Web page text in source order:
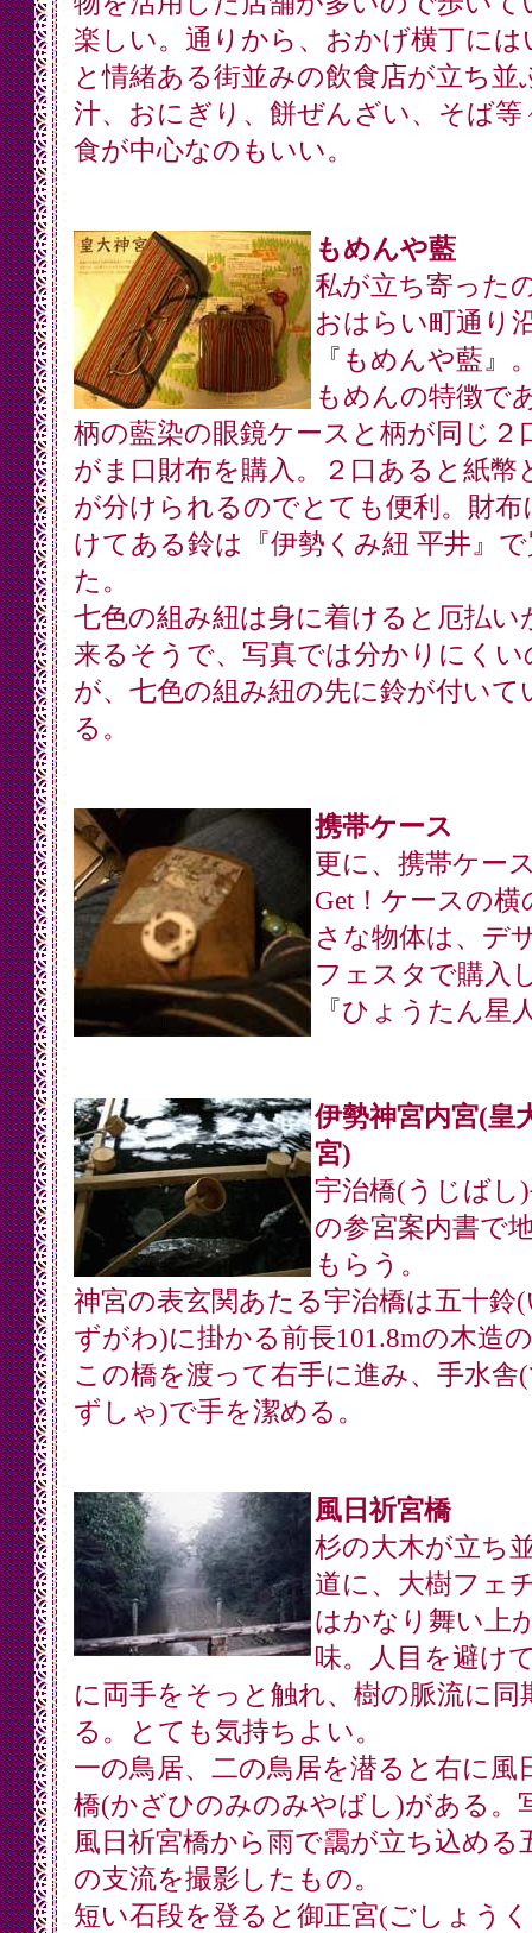
楽しい。通りから、おかげ横丁には
と情緒ある街並みの飲食店が立ち並
汁、おにぎり、餅ぜんざい、そば等
食が中心なのもいい。
もめんや藍
私が立ち寄った
おはらい町通り
『もめんや藍』
もめんの特徴で
柄の藍染の眼鏡ケースと柄が同じ２
がま口財布を購入。２口あると紙幣
が分けられるのでとても便利。財布
けてある鈴は『伊勢くみ紐 平井』
た。
七色の組み紐は身に着けると厄払い
来るそうで、写真では分かりにくい
が、七色の組み紐の先に鈴が付いて
る。
携帯ケース
更に、携帯ケー
Get！ケースの横
さな物体は、デ
フェスタで購入
『ひょうたん星
伊勢神宮内宮(皇
宮)
宇治橋(うじばし
の参宮案内書で
もらう。
神宮の表玄関あたる宇治橋は五十鈴
ずがわ)に掛かる前長101.8mの木造
この橋を渡って右手に進み、手水舎
ずしゃ)で手を潔める。
風日祈宮橋
杉の大木が立ち
道に、大樹フェ
はかなり舞い上
味。人目を避け
に両手をそっと触れ、樹の脈流に同
る。とても気持ちよい。
一の鳥居、二の鳥居を潜ると右に風
橋(かざひのみのみやばし)がある。
風日祈宮橋から雨で靄が立ち込める
の支流を撮影したもの。
短い石段を登ると御正宮(ごしょう